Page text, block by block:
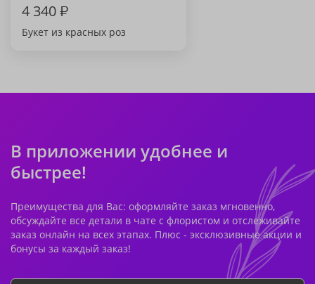
4 340₽
Букет из красных роз
В приложении удобнее и
быстрее!
Преимущества для Вас: оформляйте заказ мгновенно,
обсуждайте все детали в чате с флористом и отслеживайте
заказ онлайн на всех этапах. Плюс - эксклюзивные акции и
бонусы за каждый заказ!